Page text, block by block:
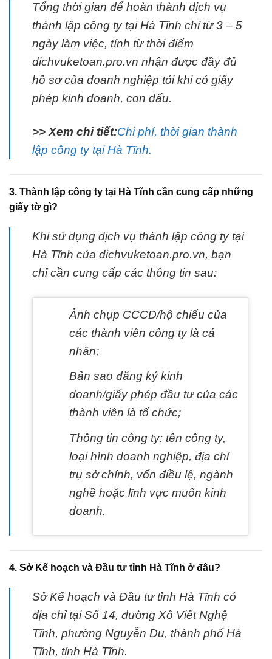
Tổng thời gian để hoàn thành dịch vụ
thành lập công ty tại Hà Tĩnh chỉ từ 3 – 5
ngày làm việc, tính từ thời điểm
dichvuketoan.pro.vn nhận được đầy đủ
hồ sơ của doanh nghiệp tới khi có giấy
phép kinh doanh, con dấu.
>> Xem chi tiết:Chi phí, thời gian thành
lập công ty tại Hà Tĩnh.
3. Thành lập công ty tại Hà Tĩnh cần cung cấp những
giấy tờ gì?
Khi sử dụng dịch vụ thành lập công ty tại
Hà Tĩnh của dichvuketoan.pro.vn, bạn
chỉ cần cung cấp các thông tin sau:
Ảnh chụp CCCD/hộ chiếu của
các thành viên công ty là cá
nhân;
Bản sao đăng ký kinh
doanh/giấy phép đầu tư của các
thành viên là tổ chức;
Thông tin công ty: tên công ty,
loại hình doanh nghiệp, địa chỉ
trụ sở chính, vốn điều lệ, ngành
nghề hoặc lĩnh vực muốn kinh
doanh.
4. Sở Kế hoạch và Đầu tư tỉnh Hà Tĩnh ở đâu?
Sở Kế hoạch và Đầu tư tỉnh Hà Tĩnh có
địa chỉ tại Số 14, đường Xô Viết Nghệ
Tĩnh, phường Nguyễn Du, thành phố Hà
Tĩnh, tỉnh Hà Tĩnh.